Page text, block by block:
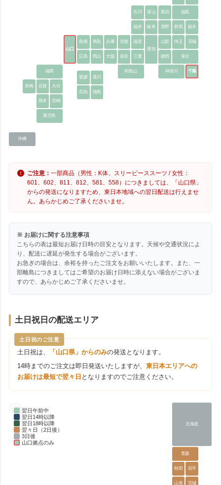
石川 富山 新潟 福島
福井 岐阜 長野 群馬 栃木
山口
島根 鳥取 兵庫 京都
滋賀
愛知
山梨 埼玉 茨城
広島 岡山 大阪 奈良 三重 東京
福岡
愛媛
香川
和歌山
静岡
神奈川 千葉
長崎 佐賀
大分
高知
徳島
熊本
宮崎
鹿児島
沖縄
ご注意：一部商品（男性：K体、スリーピーススーツ / 女性：
601、602、811、812、581、558）につきましては、「山口県」
からの発送になりますため、東日本地域への翌日配送は行えませ
ん。あらかじめご了承くださいませ。
※ お届けに関する注意事項
こちらの表は最短お届け日時の目安となります。天候や交通状況によ
り、配送に遅延が発生する場合がございます。
お急ぎの場合は、余裕を持ったご注文をお願いいたします。また、一
部離島につきましてはご希望のお届け日時に添えない場合がございま
すので、あらかじめご了承くださいませ。
土日祝日の配送エリア
土日祝のご注意
土日祝は、 「山口県」からのみの発送となります。
14時までのご注文は即日発送いたしますが、東日本エリアへの
お届けは最短で翌々日 となりますのでご注意ください。
翌日午前中
翌日14時以降
翌日18時以降
翌々日（2日後）
3日後
山口拠点のみ
北海道
青森
秋田 岩手
山形 宮城